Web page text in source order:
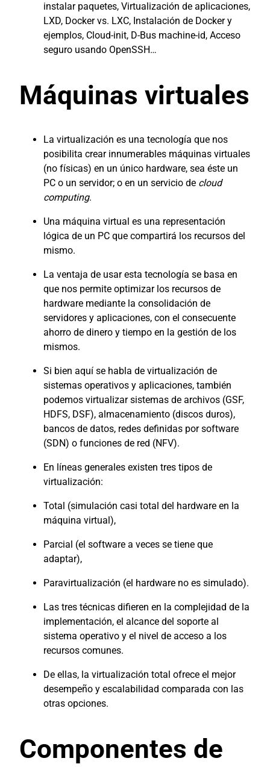
instalar paquetes, Virtualización de aplicaciones,
LXD, Docker vs. LXC, Instalación de Docker y
ejemplos, Cloud-init, D-Bus machine-id, Acceso
seguro usando OpenSSH…
Máquinas virtuales
La virtualización es una tecnología que nos
posibilita crear innumerables máquinas virtuales
(no físicas) en un único hardware, sea éste un
PC o un servidor; o en un servicio de cloud
computing.
Una máquina virtual es una representación
lógica de un PC que compartirá los recursos del
mismo.
La ventaja de usar esta tecnología se basa en
que nos permite optimizar los recursos de
hardware mediante la consolidación de
servidores y aplicaciones, con el consecuente
ahorro de dinero y tiempo en la gestión de los
mismos.
Si bien aquí se habla de virtualización de
sistemas operativos y aplicaciones, también
podemos virtualizar sistemas de archivos (GSF,
HDFS, DSF), almacenamiento (discos duros),
bancos de datos, redes definidas por software
(SDN) o funciones de red (NFV).
En líneas generales existen tres tipos de
virtualización:
Total (simulación casi total del hardware en la
máquina virtual),
Parcial (el software a veces se tiene que
adaptar),
Paravirtualización (el hardware no es simulado).
Las tres técnicas difieren en la complejidad de la
implementación, el alcance del soporte al
sistema operativo y el nivel de acceso a los
recursos comunes.
De ellas, la virtualización total ofrece el mejor
desempeño y escalabilidad comparada con las
otras opciones.
Componentes de